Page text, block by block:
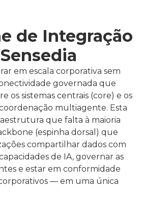
de Integração
em escala corporativa sem
governada que
os sistemas centrais (core) e os
multiagente. Esta
que falta à maioria
(espinha dorsal) que
compartilhar dados com
de IA, governar as
e estar em conformidade
— em uma única